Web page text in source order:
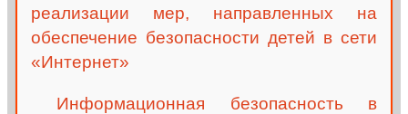
реализации мер, направленных на
обеспечение безопасности детей в сети
«Интернет»
Информационная безопасность в